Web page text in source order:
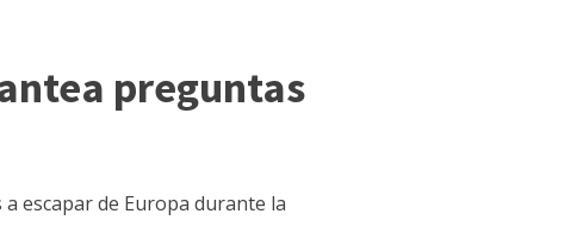
preguntas
escapar de Europa durante la